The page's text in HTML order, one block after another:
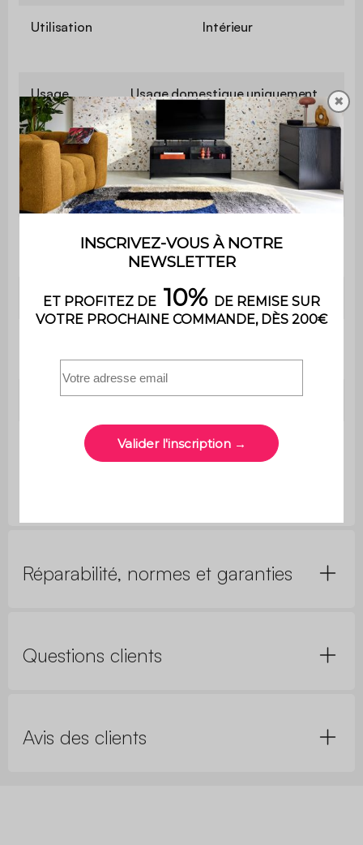
Utilisation Intérieur
Usage Usage domestique uniquement
Garantie 2 ans
Montage
Le montage est très simple, une
notice est fournie
Non
Table basse L 80 x l 80 x H 36cm
pieds
Poids net 9,1kg
Poids max
15kg
Réparabilité, normes et garanties
Questions clients
Avis des clients
✖